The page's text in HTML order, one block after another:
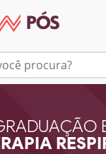
Mais